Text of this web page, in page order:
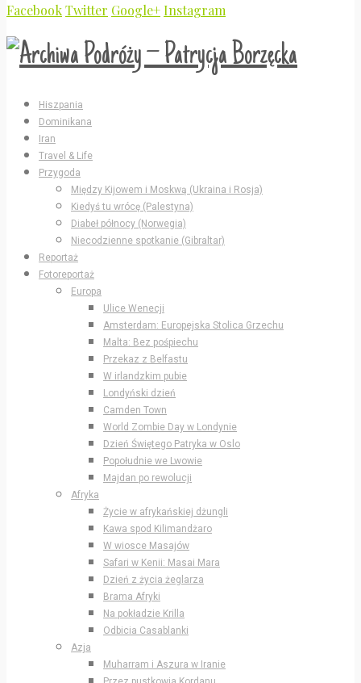
FacebookTwitter Google+Instagram
Hiszpania
Dominikana
Iran
Travel & Life
Przygoda
Między Kijowem i Moskwą (Ukraina i Rosja)
Kiedyś tu wrócę (Palestyna)
Diabeł północy (Norwegia)
Niecodzienne spotkanie (Gibraltar)
Reportaż
Fotoreportaż
Europa
Ulice Wenecji
Amsterdam: Europejska Stolica Grzechu
Malta: Bez pośpiechu
Przekaz z Belfastu
W irlandzkim pubie
Londyński dzień
Camden Town
World Zombie Day w Londynie
Dzień Świętego Patryka w Oslo
Popołudnie we Lwowie
Majdan po rewolucji
Afryka
Życie w afrykańskiej dżungli
Kawa spod Kilimandżaro
W wiosce Masajów
Safari w Kenii: Masai Mara
Dzień z życia żeglarza
Brama Afryki
Na pokładzie Krilla
Odbicia Casablanki
Azja
Muharram i Aszura w Iranie